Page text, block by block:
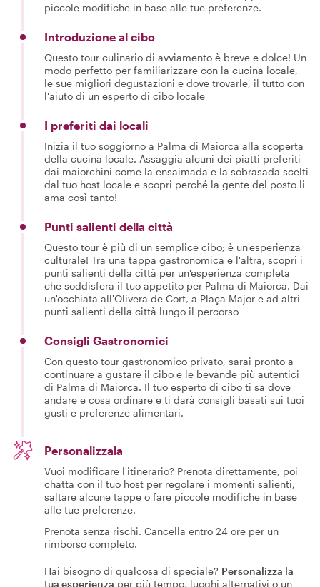
piccole modifiche in base alle tue preferenze.
Introduzione al cibo
Questo tour culinario di avviamento è breve e dolce! Un
modo perfetto per familiarizzare con la cucina locale,
le sue migliori degustazioni e dove trovarle, il tutto con
l'aiuto di un esperto di cibo locale
I preferiti dai locali
Inizia il tuo soggiorno a Palma di Maiorca alla scoperta
della cucina locale. Assaggia alcuni dei piatti preferiti
dai maiorchini come la ensaimada e la sobrasada scelti
dal tuo host locale e scopri perché la gente del posto li
ama così tanto!
Punti salienti della città
Questo tour è più di un semplice cibo; è un'esperienza
culturale! Tra una tappa gastronomica e l'altra, scopri i
punti salienti della città per un'esperienza completa
che soddisferà il tuo appetito per Palma di Maiorca. Dai
un'occhiata all'Olivera de Cort, a Plaça Major e ad altri
punti salienti della città lungo il percorso
Consigli Gastronomici
Con questo tour gastronomico privato, sarai pronto a
continuare a gustare il cibo e le bevande più autentici
di Palma di Maiorca. Il tuo esperto di cibo ti sa dove
andare e cosa ordinare e ti darà consigli basati sui tuoi
gusti e preferenze alimentari.
Personalizzala
Vuoi modificare l'itinerario? Prenota direttamente, poi
chatta con il tuo host per regolare i momenti salienti,
saltare alcune tappe o fare piccole modifiche in base
alle tue preferenze.
Prenota senza rischi. Cancella entro 24 ore per un
rimborso completo.
Hai bisogno di qualcosa di speciale? Personalizza la
tua esperienza per più tempo, luoghi alternativi o un